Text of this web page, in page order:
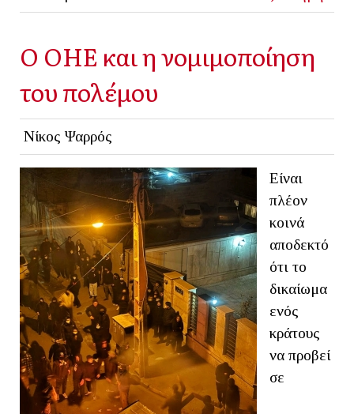
Ο ΟΗΕ και η νομιμοποίηση
του πολέμου
Νίκος Ψαρρός
Είναι
πλέον
κοινά
αποδεκτό
ότι το
δικαίωμα
ενός
κράτους
να προβεί
σε